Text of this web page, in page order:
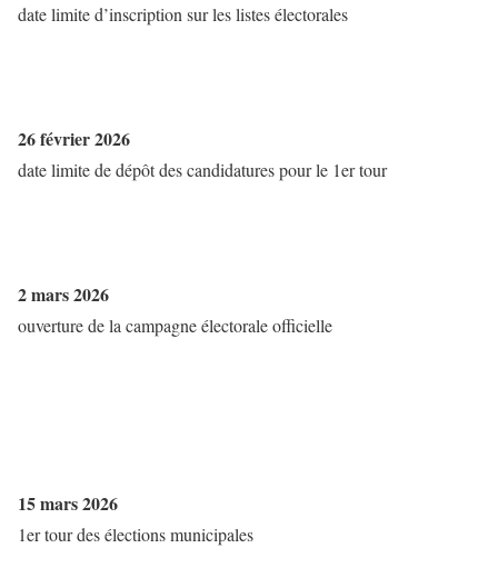
date limite d’inscription sur les listes électorales
26 février 2026
date limite de dépôt des candidatures pour le 1er tour
2 mars 2026
ouverture de la campagne électorale officielle
15 mars 2026
1er tour des élections municipales